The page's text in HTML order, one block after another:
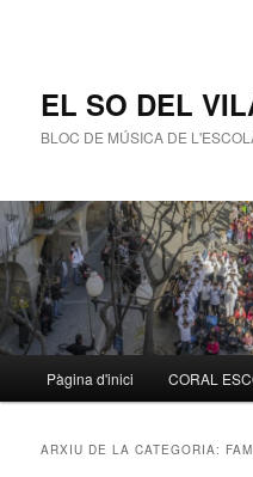
EL SO DEL
BLOC DE MÚSICA DE
principal
Aneu
Aneu
Pàgina d'inici CORAL
ARXIU DE LA CATEGORIA: